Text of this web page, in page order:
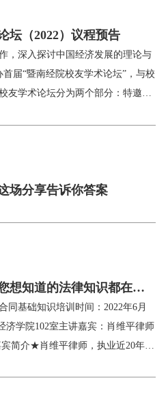
了一个新的非经典误差非参数计量
差以及非线性两个重要问题，这部
及异质性的存在提供了稳健的的实
对代际流动更深刻的概念性思考。
计方法在构造代际流动测量时出现
对IGM 的误导性的结果。我们针对
为基础的框架，结合了政策偏好中
数据，我们表明文献中的不同
坛（2022）议程预告
，深入探讨中国经济发展的理论与
届“暨南经院校友学术论坛”，与校
友学术论坛分为两个部分：特邀嘉
大学经济学
南大学经济学院8:40-9:20 主旨
学
Influence Analysis in Social
学10:50-11:30 主旨演讲4：Clan
Evide
场分享告诉你答案
想知道的法律知识都在这
同基础知识培训时间：2022年6月
济学院102室主讲嘉宾：肖维平律师
简介★肖维平律师，执业近20年，
工商行政管理部门、海关及法院评